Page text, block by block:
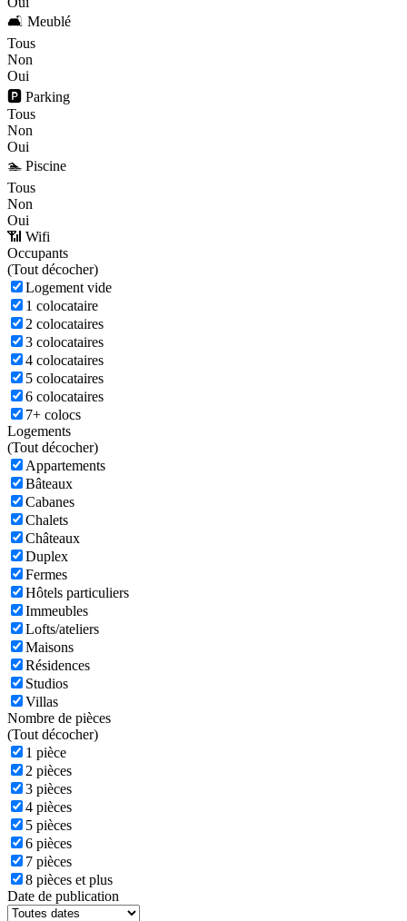
🛋️ Meublé
Tous
Non
Oui
🅿️ Parking
Tous
Non
Oui
🏊 Piscine
Tous
Non
Oui
📶 Wifi
Occupants
(Tout décocher)
Logement vide
1 colocataire
2 colocataires
3 colocataires
4 colocataires
5 colocataires
6 colocataires
7+ colocs
Logements
(Tout décocher)
Appartements
Bâteaux
Cabanes
Chalets
Châteaux
Duplex
Fermes
Hôtels particuliers
Immeubles
Lofts/ateliers
Maisons
Résidences
Studios
Villas
Nombre de pièces
(Tout décocher)
1 pièce
2 pièces
3 pièces
4 pièces
5 pièces
6 pièces
7 pièces
8 pièces et plus
Date de publication